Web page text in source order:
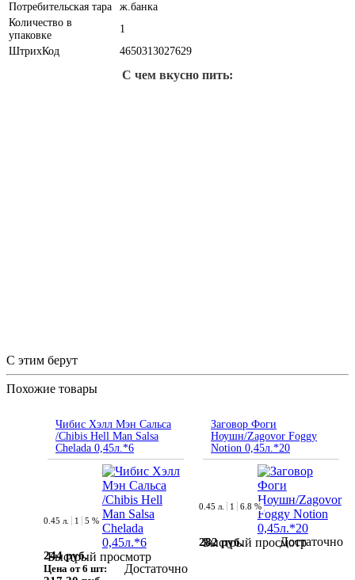
Потребительская тара
ж.банка
Количество в
упаковке
1
ШтрихКод
4650313027629
С чем вкусно пить:
С этим берут
Похожие товары
Чибис Хэлл Мэн Сальса
/Chibis Hell Man Salsa
Chelada 0,45л.*6
Быстрый просмотр
0.45 л. 1 5 %
244 руб.
Цена от 6 шт: Достаточно
Заговор Фоги
Ноушн/Zagovor Foggy
Notion 0,45л.*20
Быстрый просмотр
0.45 л. 1 6.8 %
282 руб. Достаточно